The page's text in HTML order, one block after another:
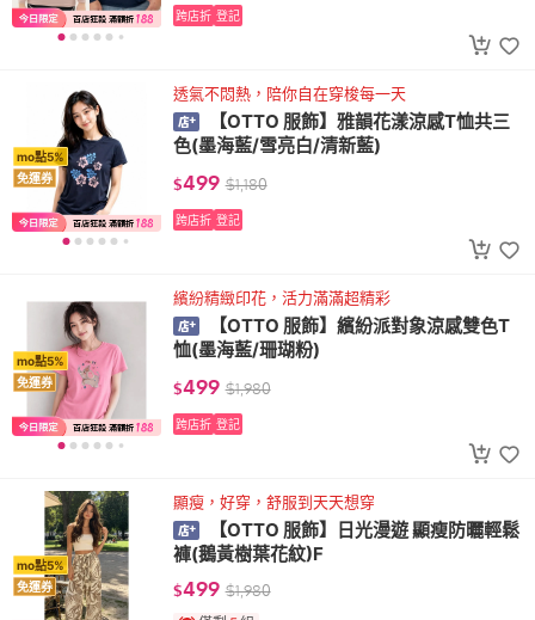
跨店折 登記
mo點5%
免運券
透氣不悶熱，陪你自在穿梭每一天
【OTTO 服飾】雅韻花漾涼感T恤共三
色(墨海藍/雪亮白/清新藍)
$499 $1,180
跨店折 登記
mo點5%
免運券
繽紛精緻印花，活力滿滿超精彩
【OTTO 服飾】繽紛派對象涼感雙色T
恤(墨海藍/珊瑚粉)
$499 $1,980
跨店折 登記
mo點5%
免運券
顯瘦，好穿，舒服到天天想穿
【OTTO 服飾】日光漫遊 顯瘦防曬輕鬆
褲(鵝黃樹葉花紋)F
$499 $1,980